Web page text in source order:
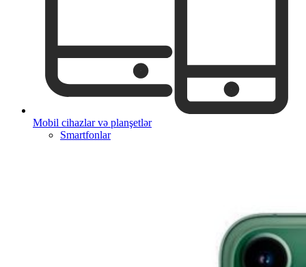
Mobil cihazlar və planşetlər
Smartfonlar